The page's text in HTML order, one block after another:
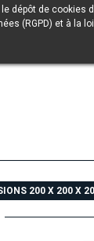
dépôt de
(RGPD) et à la
200 X 200 X